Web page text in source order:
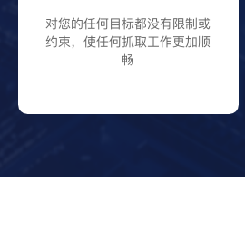
对您的任何目标都没有限制或
约束，使任何抓取工作更加顺
畅